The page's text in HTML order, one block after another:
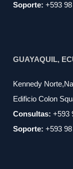
Soporte: +593
GUAYAQUIL,
Kennedy
Edificio Colon
Consultas: +593
Soporte: +593